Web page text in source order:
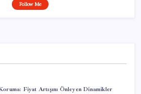
Follow Me
Fiyat Artışını Önleyen Dinamikler